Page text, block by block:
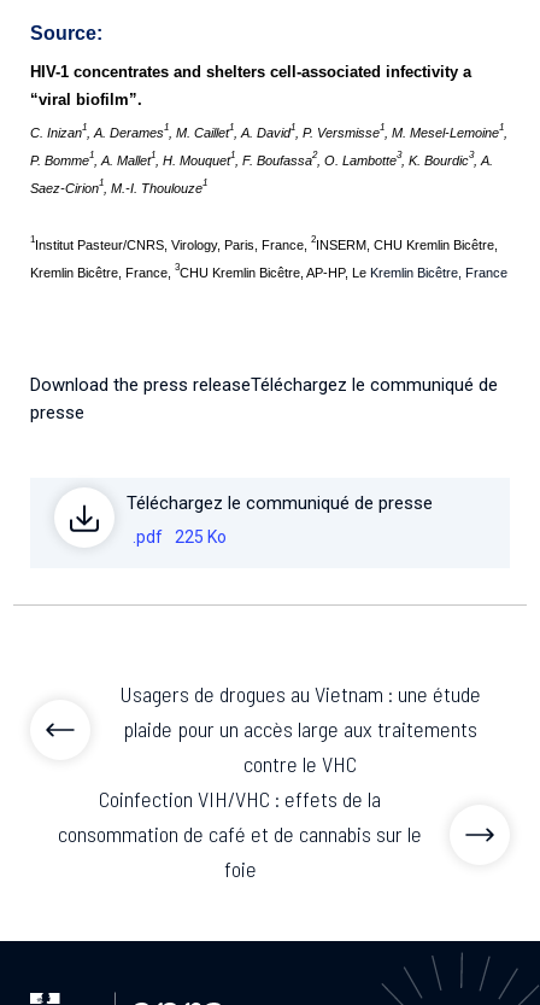
Source:
HIV-1 concentrates and shelters cell-associated infectivity a
“viral biofilm”.
C. Inizan1 , A. Derames1 , M. Caillet1 , A. David1 , P. Versmisse1 , M. Mesel-Lemoine1
P. Bomme1 , A. Mallet1 , H. Mouquet1 , F. Boufassa2 , O. Lambotte3 , K. Bourdic3
, A.
Saez-Cirion1 , M.-I. Thoulouze1
1Institut Pasteur/CNRS, Virology, Paris, France, 2INSERM, CHU Kremlin Bicêtre,
Kremlin Bicêtre, France,
3CHU Kremlin Bicêtre, AP-HP, Le Kremlin Bicêtre, France
Download the press releaseTéléchargez le communiqué de
presse
Téléchargez le communiqué de presse
.pdf 225 Ko
Usagers de drogues au Vietnam : une étude
plaide pour un accès large aux traitements
contre le VHC
Coinfection VIH/VHC : effets de la
consommation de café et de cannabis sur le
foie